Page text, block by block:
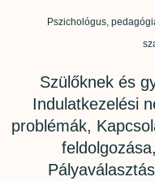
Pszichológus,
Szülőknek és
Indulatkezelési
problémák,